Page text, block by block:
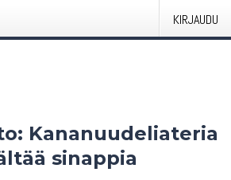
KIRJAUDU
Kananuudeliateria
sinappia